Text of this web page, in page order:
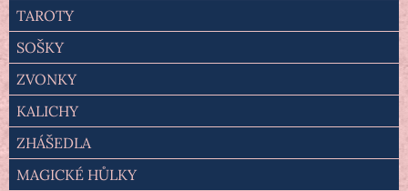
TAROTY
SOŠKY
ZVONKY
KALICHY
ZHÁŠEDLA
MAGICKÉ HŮLKY